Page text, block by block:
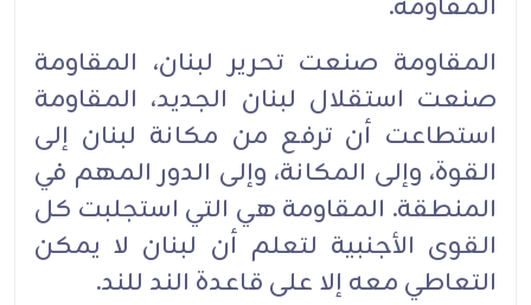
المقاومة صنعت تحرير لبنان، المقاومة
صنعت استقلال لبنان الجديد، المقاومة
استطاعت أن ترفع من مكانة ‏لبنان إلى
القوة، وإلى المكانة، وإلى الدور المهم في
المنطقة. المقاومة هي التي استجلبت كل
القوى الأجنبية ‏لتعلم أن لبنان لا يمكن
التعاطي معه إلا على قاعدة الند للند.‏